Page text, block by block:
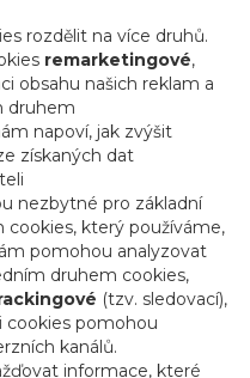
rozdělit na více druhů.
remarketingové,
obsahu našich reklam a
druhem
napoví, jak zvýšit
získaných dat
nezbytné pro základní
který používáme,
pomohou analyzovat
druhem cookies,
(tzv. sledovací),
cookies pomohou
kanálů.
informace, které